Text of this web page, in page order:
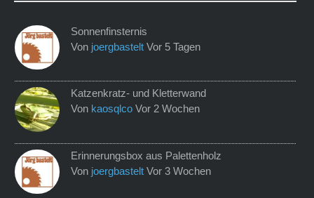
Sonnenfinsternis
Von joergbastelt Vor 5 Tagen
Katzenkratz- und Kletterwand
Von kaosqlco Vor 2 Wochen
Erinnerungsbox aus Palettenholz
Von joergbastelt Vor 3 Wochen